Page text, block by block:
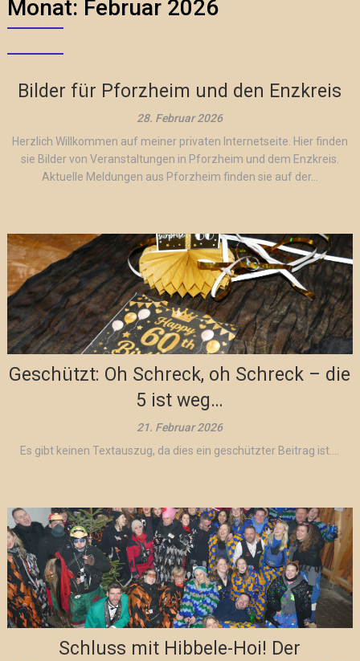
Monat: Februar 2026
Bilder für Pforzheim und den Enzkreis
28. Februar 2026
Herzlich Willkommen auf meiner privaten Internetseite. Hier finden
sie Bilder von Veranstaltungen in Pforzheim und dem Enzkreis.
Aktuelle Meldungen aus Pforzheim finden sie auf der...
Geschützt: Oh Schreck, oh Schreck – die
5 ist weg…
21. Februar 2026
Es gibt keinen Textauszug, da dies ein geschützter Beitrag ist....
Schluss mit Hibbele-Hoi! Der